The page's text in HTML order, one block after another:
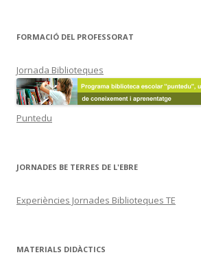
FORMACIÓ DEL PROFESSORAT
Jornada Biblioteques
Puntedu
JORNADES BE TERRES DE L'EBRE
Experiències Jornades Biblioteques TE
MATERIALS DIDÀCTICS